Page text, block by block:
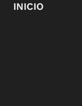
INICIO